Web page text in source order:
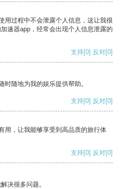
用过程中不会泄露个人信息，这让我很
速器app，经常会出现个人信息泄露的
支持[0] 反对[0]
时随地为我的娱乐提供帮助。
支持[0] 反对[0]
用，让我能够享受到高品质的旅行体
支持[0] 反对[0]
决很多问题。